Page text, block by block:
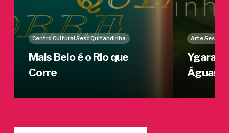
Centro Cultural Sesc Quitandinha
Mais Belo é o Rio que
Corre
Arte Sesc
Águas